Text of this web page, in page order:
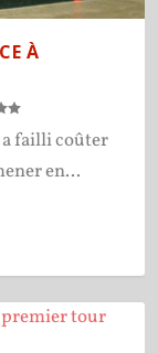
À
failli coûter
en...